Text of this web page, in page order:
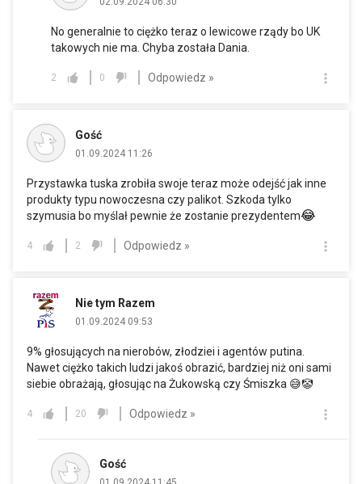
No generalnie to ciężko teraz o lewicowe rządy bo UK
takowych nie ma. Chyba została Dania.
2 0 Odpowiedz »
Gość
01.09.2024 11:26
Przystawka tuska zrobiła swoje teraz może odejść jak inne
produkty typu nowoczesna czy palikot. Szkoda tylko
szymusia bo myślał pewnie że zostanie prezydentem😂
4 2 Odpowiedz »
Nie tym Razem
01.09.2024 09:53
9% głosujących na nierobów, złodziei i agentów putina.
Nawet ciężko takich ludzi jakoś obrazić, bardziej niż oni sami
siebie obrażają, głosując na Żukowską czy Śmiszka 😅🤡
4 20 Odpowiedz »
Gość